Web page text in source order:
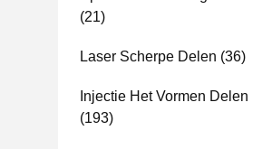
(21)
Laser Scherpe Delen (36)
Injectie Het Vormen Delen
(193)